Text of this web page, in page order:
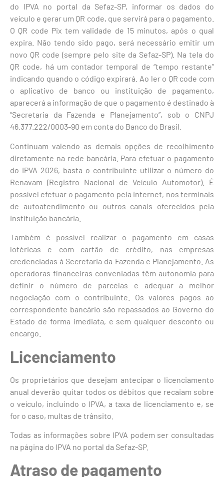
do IPVA no portal da Sefaz-SP, informar os dados do
veículo e gerar um QR code, que servirá para o pagamento.
O QR code Pix tem validade de 15 minutos, após o qual
expira. Não tendo sido pago, será necessário emitir um
novo QR code (sempre pelo site da Sefaz-SP). Na tela do
QR code, há um contador temporal de “tempo restante”
indicando quando o código expirará. Ao ler o QR code com
o aplicativo de banco ou instituição de pagamento,
aparecerá a informação de que o pagamento é destinado à
“Secretaria da Fazenda e Planejamento”, sob o CNPJ
46.377.222/0003-90 em conta do Banco do Brasil.​
Continuam valendo as demais opções de recolhimento
diretamente na rede bancária. Para efetuar o pagamento
do IPVA 2026, basta o contribuinte utilizar o número do
Renavam (Registro Nacional de Veículo Automotor). É
possível efetuar o pagamento pela internet, nos terminais
de autoatendimento ou outros canais oferecidos pela
instituição bancária.
Também é possível realizar o pagamento em casas
lotéricas e com cartão de crédito, nas empresas
credenciadas à Secretaria da Fazenda e Planejamento. As
operadoras financeiras conveniadas têm autonomia para
definir o número de parcelas e adequar a melhor
negociação com o contribuinte. Os valores pagos ao
correspondente bancário são repassados ao Governo do
Estado de forma imediata, e sem qualquer desconto ou
encargo.
Licenciamento
Os proprietários que desejam antecipar o licenciamento
anual deverão quitar todos os débitos que recaiam sobre
o veículo, incluindo o IPVA, a taxa de licenciamento e, se
for o caso, multas de trânsito.
Todas as informações sobre IPVA podem ser consultadas
na página do IPVA no portal da Sefaz-SP.
Atraso de pagamento